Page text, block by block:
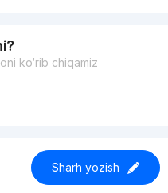
ko‘rib chiqamiz
Sharh yozish